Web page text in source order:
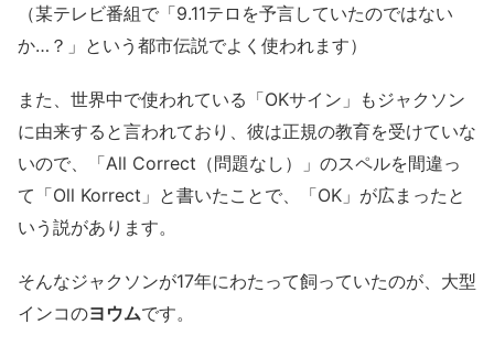
（某テレビ番組で「9.11テロを予言していたのではない
か…？」という都市伝説でよく使われます）
また、世界中で使われている「OKサイン」もジャクソン
に由来すると言われており、彼は正規の教育を受けていな
いので、「All Correct（問題なし）」のスペルを間違っ
て「Oll Korrect」と書いたことで、「OK」が広まったと
いう説があります。
そんなジャクソンが17年にわたって飼っていたのが、大型
インコのヨウムです。